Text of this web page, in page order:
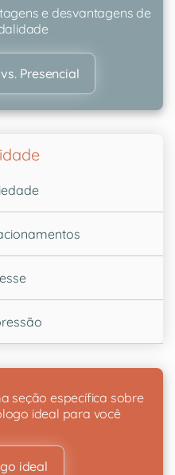
e desvantagens de
Presencial
seção específica sobre
ideal para você
ideal